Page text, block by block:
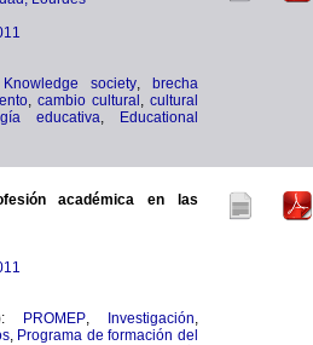
Knowledge society
brecha
cambio cultural
cultural
educativa
Educational
académica en las
PROMEP Investigación
Programa de formación del